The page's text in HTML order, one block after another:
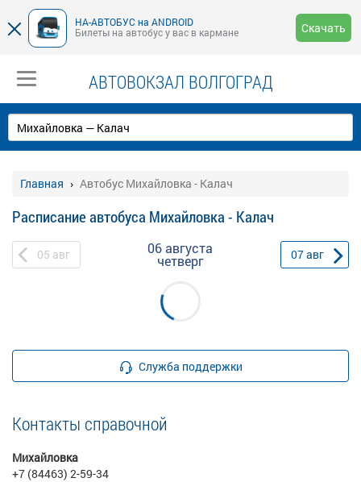
НА-АВТОБУС на ANDROID
Билеты на автобус у вас в кармане
Скачать
АВТОВОКЗАЛ ВОЛГОГРАД
Главная Автобус Михайловка - Калач
Расписание автобуса Михайловка - Калач
05 авг 06 августа
четверг 07авг
Служба поддержки
Контакты справочной
Михайловка
+7 (84463) 2-59-34